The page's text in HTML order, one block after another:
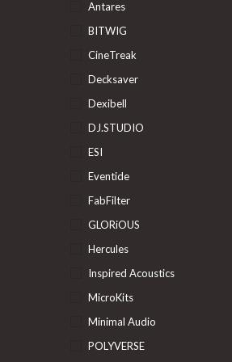
Antares
BITWIG
CineTreak
Decksaver
Dexibell
DJ.STUDIO
ESI
Eventide
FabFilter
GLORiOUS
Hercules
Inspired Acoustics
MicroKits
Minimal Audio
POLYVERSE